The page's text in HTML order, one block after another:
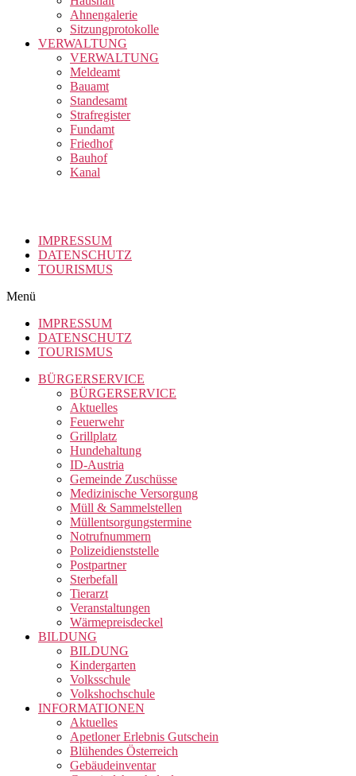
Ahnengalerie
Sitzungprotokolle
VERWALTUNG
VERWALTUNG
Meldeamt
Bauamt
Standesamt
Strafregister
Fundamt
Friedhof
Bauhof
Kanal
IMPRESSUM
DATENSCHUTZ
TOURISMUS
Menü
IMPRESSUM
DATENSCHUTZ
TOURISMUS
BÜRGERSERVICE
BÜRGERSERVICE
Aktuelles
Feuerwehr
Grillplatz
Hundehaltung
ID-Austria
Gemeinde Zuschüsse
Medizinische Versorgung
Müll & Sammelstellen
Müllentsorgungstermine
Notrufnummern
Polizeidienststelle
Postpartner
Sterbefall
Tierarzt
Veranstaltungen
Wärmepreisdeckel
BILDUNG
BILDUNG
Kindergarten
Volksschule
Volkshochschule
INFORMATIONEN
Aktuelles
Apetloner Erlebnis Gutschein
Blühendes Österreich
Gebäudeinventar